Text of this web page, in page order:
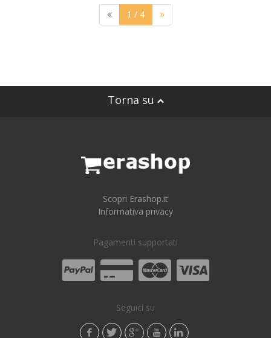
1 / 4
Torna su
Scopri Erashop.it
Informativa privacy
Pagamenti supportati
Seguici su